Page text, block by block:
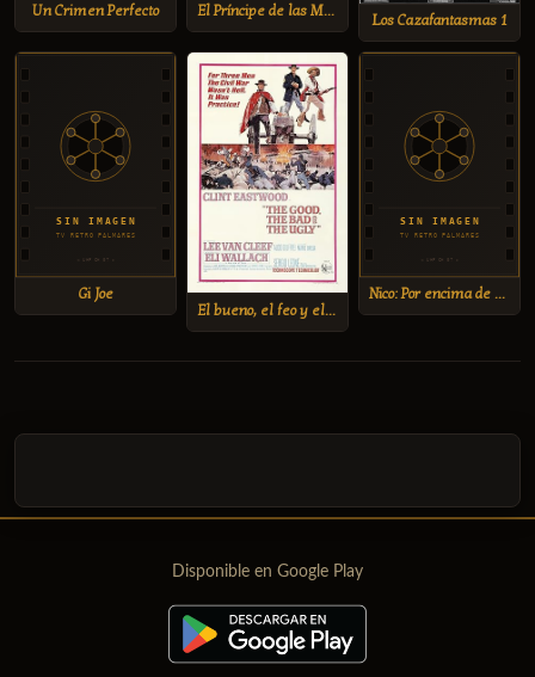
Un Crimen Perfecto El Príncipe de las Mareas
Los Cazafantasmas 1
Gi Joe
El bueno, el feo y el malo
Nico: Por encima de la Ley
Disponible en Google Play